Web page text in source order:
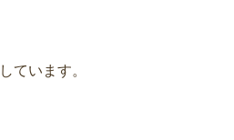
ています。